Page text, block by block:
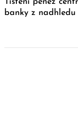
banky z nadhledu